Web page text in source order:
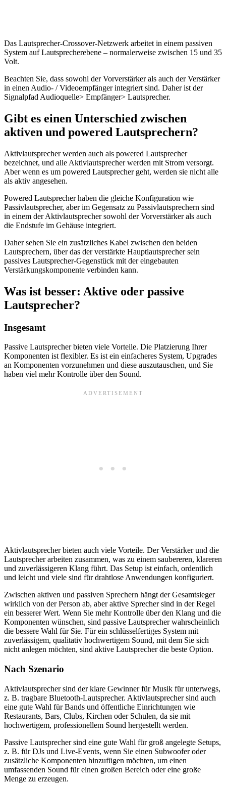
Das Lautsprecher-Crossover-Netzwerk arbeitet in einem passiven
System auf Lautsprecherebene – normalerweise zwischen 15 und 35
Volt.
Beachten Sie, dass sowohl der Vorverstärker als auch der Verstärker
in einen Audio- / Videoempfänger integriert sind. Daher ist der
Signalpfad Audioquelle> Empfänger> Lautsprecher.
Gibt es einen Unterschied zwischen
aktiven und powered Lautsprechern?
Aktivlautsprecher werden auch als powered Lautsprecher
bezeichnet, und alle Aktivlautsprecher werden mit Strom versorgt.
Aber wenn es um powered Lautsprecher geht, werden sie nicht alle
als aktiv angesehen.
Powered Lautsprecher haben die gleiche Konfiguration wie
Passivlautsprecher, aber im Gegensatz zu Passivlautsprechern sind
in einem der Aktivlautsprecher sowohl der Vorverstärker als auch
die Endstufe im Gehäuse integriert.
Daher sehen Sie ein zusätzliches Kabel zwischen den beiden
Lautsprechern, über das der verstärkte Hauptlautsprecher sein
passives Lautsprecher-Gegenstück mit der eingebauten
Verstärkungskomponente verbinden kann.
Was ist besser: Aktive oder passive
Lautsprecher?
Insgesamt
Passive Lautsprecher bieten viele Vorteile. Die Platzierung Ihrer
Komponenten ist flexibler. Es ist ein einfacheres System, Upgrades
an Komponenten vorzunehmen und diese auszutauschen, und Sie
haben viel mehr Kontrolle über den Sound.
Aktivlautsprecher bieten auch viele Vorteile. Der Verstärker und die
Lautsprecher arbeiten zusammen, was zu einem saubereren, klareren
und zuverlässigeren Klang führt. Das Setup ist einfach, ordentlich
und leicht und viele sind für drahtlose Anwendungen konfiguriert.
Zwischen aktiven und passiven Sprechern hängt der Gesamtsieger
wirklich von der Person ab, aber aktive Sprecher sind in der Regel
ein besserer Wert. Wenn Sie mehr Kontrolle über den Klang und die
Komponenten wünschen, sind passive Lautsprecher wahrscheinlich
die bessere Wahl für Sie. Für ein schlüsselfertiges System mit
zuverlässigem, qualitativ hochwertigem Sound, mit dem Sie sich
nicht anlegen möchten, sind aktive Lautsprecher die beste Option.
Nach Szenario
Aktivlautsprecher sind der klare Gewinner für Musik für unterwegs,
z. B. tragbare Bluetooth-Lautsprecher. Aktivlautsprecher sind auch
eine gute Wahl für Bands und öffentliche Einrichtungen wie
Restaurants, Bars, Clubs, Kirchen oder Schulen, da sie mit
hochwertigem, professionellem Sound hergestellt werden.
Passive Lautsprecher sind eine gute Wahl für groß angelegte Setups,
z. B. für DJs und Live-Events, wenn Sie einen Subwoofer oder
zusätzliche Komponenten hinzufügen möchten, um einen
umfassenden Sound für einen großen Bereich oder eine große
Menge zu erzeugen.